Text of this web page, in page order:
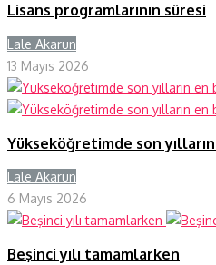
Lisans programlarının süresi
Lale Akarun
13 Mayıs 2026
Yükseköğretimde son yılların
Lale Akarun
6 Mayıs 2026
Beşinci yılı tamamlarken